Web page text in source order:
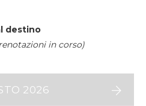
destino
in corso)
2026